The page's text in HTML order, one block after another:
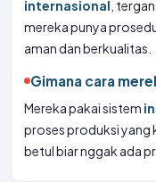
internasional ,
mereka punya
aman dan berkualitas.
Gimana cara
Mereka pakai sistem
proses produksi yang
betul biar nggak ada